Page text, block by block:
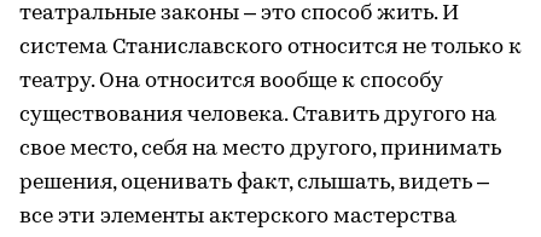
театральные законы – это способ жить. И
система Станиславского относится не только к
театру. Она относится вообще к способу
существования человека. Ставить другого на
свое место, себя на место другого, принимать
решения, оценивать факт, слышать, видеть –
все эти элементы актерского мастерства